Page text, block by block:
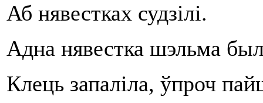
Аб нявестках судзілі.
Адна нявестка шэльма
Клець запаліла, ўпроч